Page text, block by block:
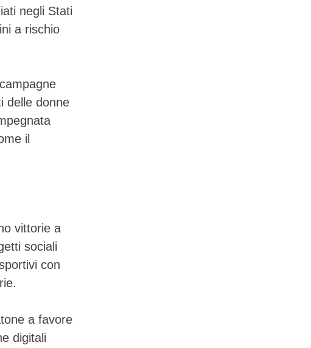
negli Stati
a rischio
delle donne
il
vittorie a
sociali
con
a favore
digitali